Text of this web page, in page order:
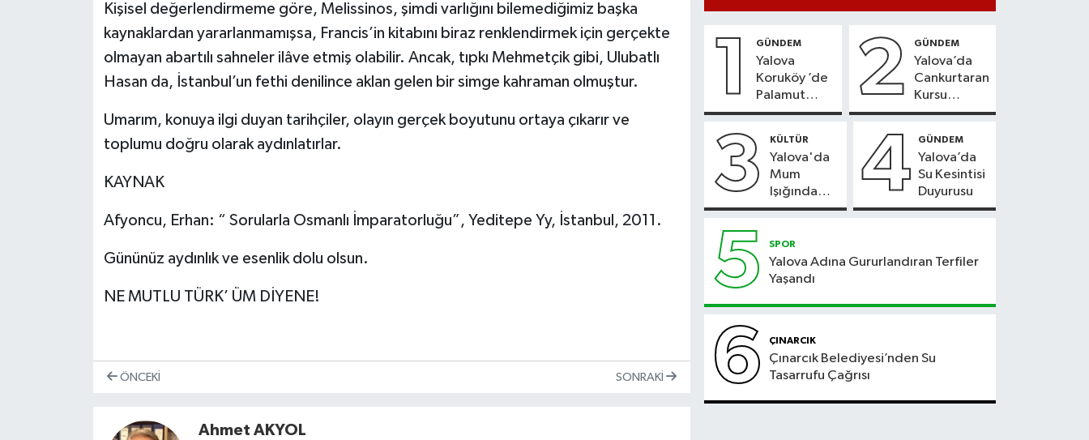
Kişisel değerlendirmeme göre, Melissinos, şimdi varlığını bilemediğimiz başka
kaynaklardan yararlanmamışsa, Francis’in kitabını biraz renklendirmek için gerçekte
olmayan abartılı sahneler ilâve etmiş olabilir. Ancak, tıpkı Mehmetçik gibi, Ulubatlı
Hasan da, İstanbul’un fethi denilince aklan gelen bir simge kahraman olmuştur.
Umarım, konuya ilgi duyan tarihçiler, olayın gerçek boyutunu ortaya çıkarır ve
toplumu doğru olarak aydınlatırlar.
KAYNAK
Afyoncu, Erhan: “ Sorularla Osmanlı İmparatorluğu”, Yeditepe Yy, İstanbul, 2011.
Gününüz aydınlık ve esenlik dolu olsun.
NE MUTLU TÜRK’ ÜM DİYENE!
ÖNCEKI SONRAKI
Ahmet AKYOL
1 GÜNDEM
Yalova
Koruköy ’de
Palamut
Sezonu
2 GÜNDEM
Yalova’da
Cankurtaran
Kursu
Kayıtları
3 KÜLTÜR
Yalova'da
Mum
Işığında
Konser
4 GÜNDEM
Yalova’da
Su Kesintisi
Duyurusu
5 SPOR
Yalova Adına Gururlandıran Terfiler
Yaşandı
6 ÇINARCIK
Çınarcık Belediyesi’nden Su
Tasarrufu Çağrısı